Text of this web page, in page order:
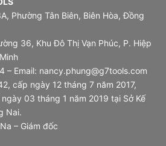
Phường Tân Biên, Biên Hòa, Đồng
36, Khu Đô Thị Vạn Phúc, P. Hiệp
– Email: nancy.phung@g7tools.com
cấp ngày 12 tháng 7 năm 2017,
03 tháng 1 năm 2019 tại Sở Kế
Nai.
– Giám đốc